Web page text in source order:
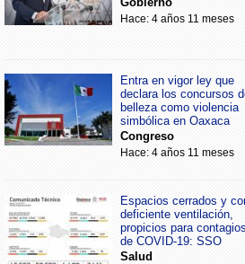
Hace: 4 años 11 meses
Entra en vigor ley que
declara los concursos
belleza como violencia
simbólica en Oaxaca
Congreso
Hace: 4 años 11 meses
Espacios cerrados y
deficiente ventilación,
propicios para
de COVID-19: SSO
Salud